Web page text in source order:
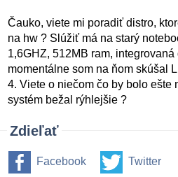
Čauko, viete mi poradiť distro,
na hw ? Slúžiť má na starý
1,6GHZ, 512MB ram,
momentálne som na ňom skúšal
4. Viete o niečom čo by bolo ešte
systém bežal rýhlejšie ?
Zdieľať
Facebook Twitter